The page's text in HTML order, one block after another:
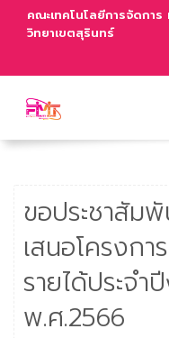
คณะเทคโนโลยีการจัดกา
วิทยาเขตสุรินทร์
ขอประชาสัม
เสนอโครงก
รายได้ประจ
พ.ศ.2566